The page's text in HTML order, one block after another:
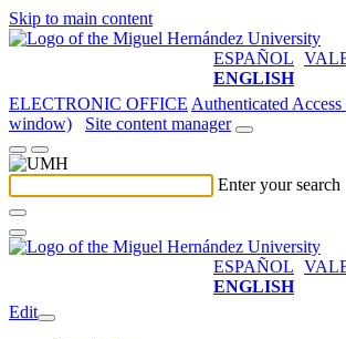
Skip to main content
ESPAÑOL
ENGLISH
ELECTRONIC OFFICE Authenticated
window)
Site content manager
Enter your search
ESPAÑOL
ENGLISH
Edit